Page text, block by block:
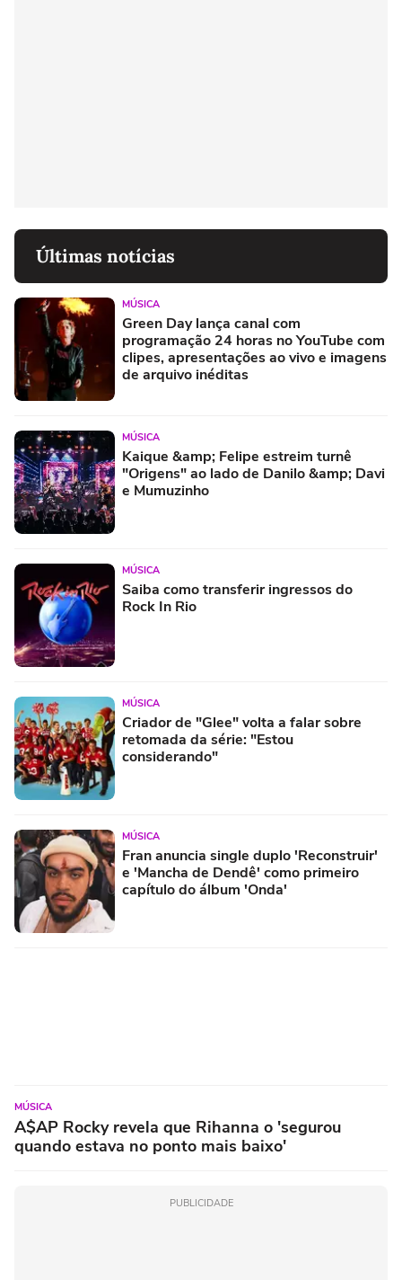
Últimas notícias
MÚSICA
Green Day lança canal com
programação 24 horas no YouTube com
clipes, apresentações ao vivo e imagens
de arquivo inéditas
MÚSICA
Kaique &amp; Felipe estreim turnê
"Origens" ao lado de Danilo &amp; Davi
e Mumuzinho
MÚSICA
Saiba como transferir ingressos do
Rock In Rio
MÚSICA
Criador de "Glee" volta a falar sobre
retomada da série: "Estou
considerando"
MÚSICA
Fran anuncia single duplo 'Reconstruir'
e 'Mancha de Dendê' como primeiro
capítulo do álbum 'Onda'
MÚSICA
A$AP Rocky revela que Rihanna o 'segurou
quando estava no ponto mais baixo'
PUBLICIDADE